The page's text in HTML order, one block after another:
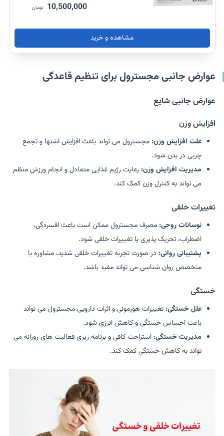
10,500,000 تومان
مشاهده و خرید
عوارض جانبی مجسترول برای تنظیم قاعدگی
عوارض جانبی شایع
افزایش وزن
علت افزایش وزن: مجسترول می تواند باعث افزایش اشتها و تجمع
چربی در بدن شود.
مدیریت افزایش وزن: رعایت رژیم غذایی متعادل و انجام ورزش منظم
می تواند به کنترل وزن کمک کند.
تغییرات خلقی
نوسانات روحی: مصرف مجسترول ممکن است باعث افسردگی،
اضطراب، تحریک پذیری یا تغییرات خلقی شود.
پشتیبانی روانی: در صورت تجربه تغییرات خلقی شدید، مشاوره با
متخصص روان شناسی می تواند مفید باشد.
خستگی
علل خستگی: تغییرات هورمونی و اثرات دارویی مجسترول می تواند
باعث احساس خستگی و کاهش انرژی شود.
مدیریت خستگی: استراحت کافی و برنامه ریزی فعالیت های روزانه می
تواند به کاهش خستگی کمک کند.